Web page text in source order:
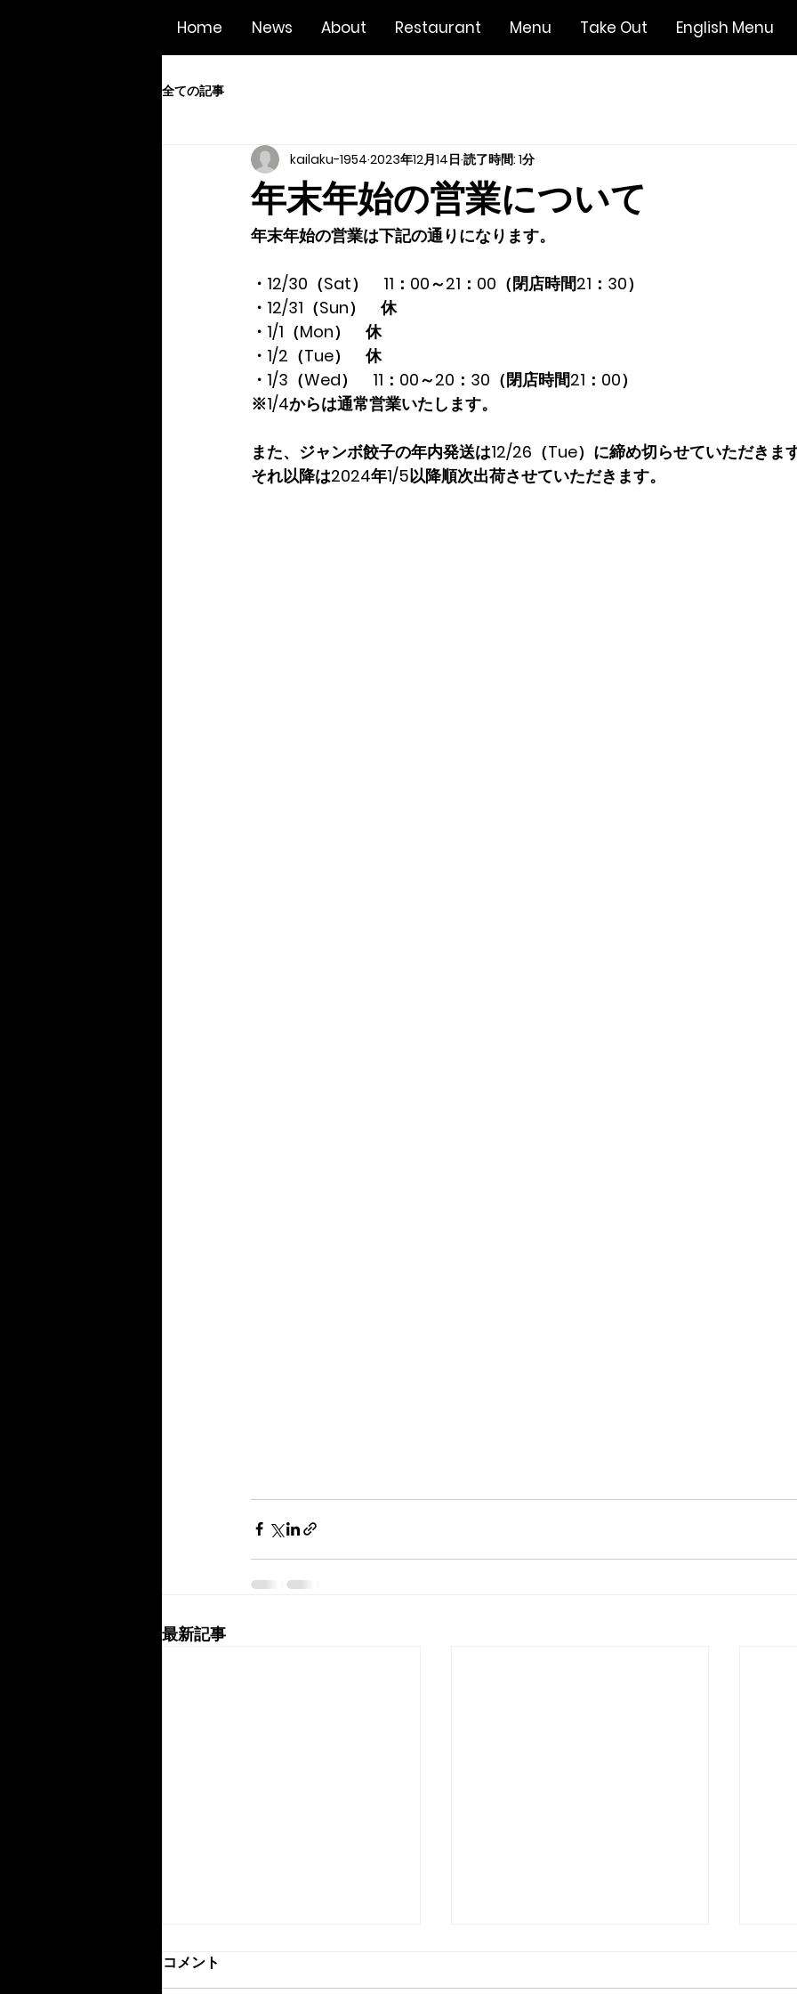
Home News About Restaurant Menu Take Out English Menu
全ての記事
年末年始の営業について
kailaku-1954 2023年12月14日 読了時間: 1分
年末年始の営業は下記の通りになります。
・12/30（Sat）　11：00～21：00（閉店時間21：30）
・12/31（Sun）　休
・1/1（Mon）　休
・1/2（Tue）　休
・1/3（Wed）　11：00～20：30（閉店時間21：00）
※1/4からは通常営業いたします。
また、ジャンボ餃子の年内発送は12/26（Tue）に締め切らせていただきま
それ以降は2024年1/5以降順次出荷させていただきます。
最新記事
コメント